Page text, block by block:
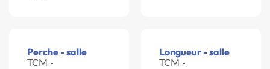
Perche - salle
TCM -
Longueur - salle
TCM -